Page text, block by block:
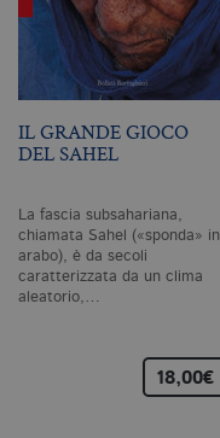
IL GRANDE GIOCO
DEL SAHEL
La fascia subsahariana,
chiamata Sahel («sponda» in
arabo), è da secoli
caratterizzata da un clima
aleatorio,…
18,00€